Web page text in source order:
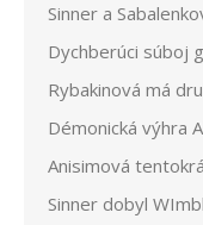
Sinner a
Dychberúci súboj
Rybakinová má
Démonická výhra
Anisimová
Sinner dobyl